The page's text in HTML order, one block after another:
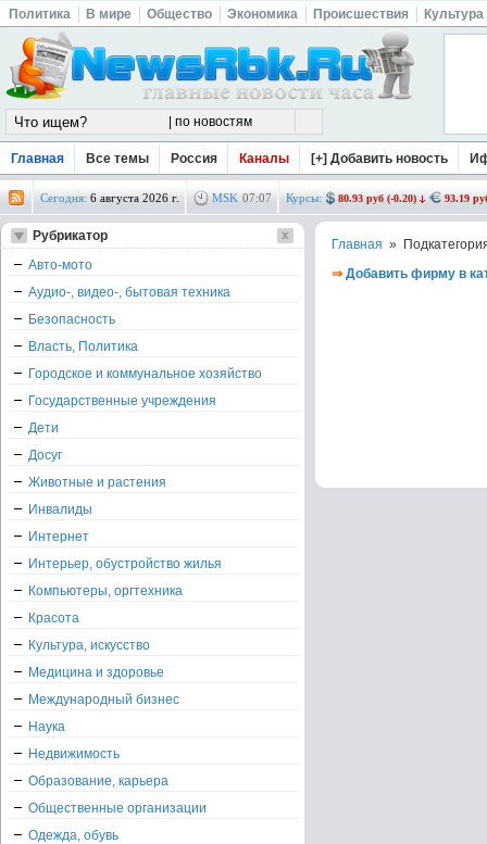
Политика В мире Общество Экономика Происшествия Культура
Главная Все темы Россия Каналы [+] Добавить новость
Сегодня: 6 августа 2026 г. MSK 07:07 Курсы: 80.93 руб (-0.20) 93.19
Главная »
⇒ Добавить фирму в
Рубрикатор
Авто-мото
Аудио-, видео-, бытовая техника
Безопасность
Власть, Политика
Городское и коммунальное хозяйство
Государственные учреждения
Дети
Досуг
Животные и растения
Инвалиды
Интернет
Интерьер, обустройство жилья
Компьютеры, оргтехника
Красота
Культура, искусство
Медицина и здоровье
Международный бизнес
Наука
Недвижимость
Образование, карьера
Общественные организации
Одежда, обувь